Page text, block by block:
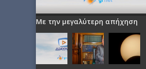
Με την μεγαλύτερη απήχηση